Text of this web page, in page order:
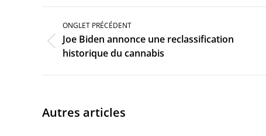
Navigation
commentaire
ONGLET PRÉCÉDENT
Onglet
précédent
Joe Biden annonce une reclassification
historique du cannabis
Autres articles